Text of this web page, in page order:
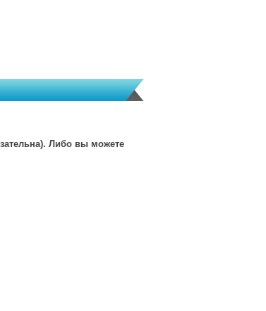
Либо вы можете